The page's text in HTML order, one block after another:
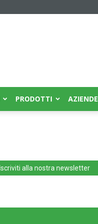
PRODOTTI AZIENDE
Iscriviti alla nostra newsletter